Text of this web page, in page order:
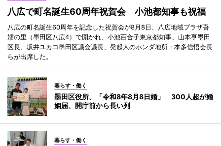
八広で町名誕生60周年祝賀会 小池都知事も祝福
八広の町名誕生60周年を記念した祝賀会が8月8日、八広地域プラザ吾
嬬の里（墨田区八広4）で開かれ、小池百合子東京都知事、山本亨墨田
区長、坂井ユカコ墨田区議会議長、発起人のホンダ地所・本多信悟会長
らが出席した。
暮らす・働く
墨田区役所、「令和8年8月8日婚」 300人超が婚
姻届、開庁前から長い列
暮らす・働く